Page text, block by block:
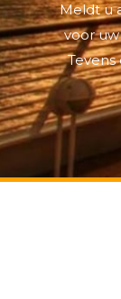
Meldt u
voor